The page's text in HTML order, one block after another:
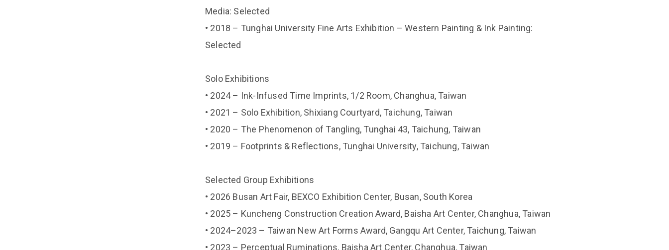
Media: Selected
• 2018 – Tunghai University Fine Arts Exhibition – Western Painting & Ink Painting:
Selected
Solo Exhibitions
• 2024 – Ink-Infused Time Imprints, 1/2 Room, Changhua, Taiwan
• 2021 – Solo Exhibition, Shixiang Courtyard, Taichung, Taiwan
• 2020 – The Phenomenon of Tangling, Tunghai 43, Taichung, Taiwan
• 2019 – Footprints & Reflections, Tunghai University, Taichung, Taiwan
Selected Group Exhibitions
• 2026 Busan Art Fair, BEXCO Exhibition Center, Busan, South Korea
• 2025 – Kuncheng Construction Creation Award, Baisha Art Center, Changhua, Taiwan
• 2024–2023 – Taiwan New Art Forms Award, Gangqu Art Center, Taichung, Taiwan
• 2023 – Perceptual Ruminations, Baisha Art Center, Changhua, Taiwan